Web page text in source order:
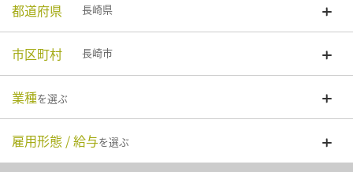
都道府県 長崎県
市区町村 長崎市
業種を選ぶ
雇用形態 / 給与を選ぶ